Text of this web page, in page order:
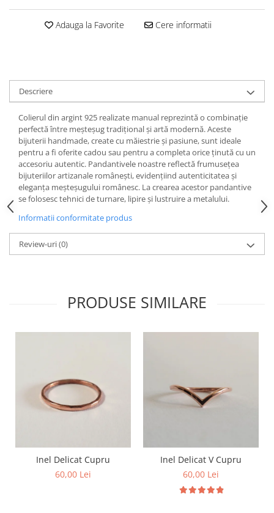
Adauga la Favorite Cere informatii
Descriere
Colierul din argint 925 realizate manual reprezintă o combinație
perfectă între meșteșug tradițional și artă modernă. Aceste
bijuterii handmade, create cu măiestrie și pasiune, sunt ideale
pentru a fi oferite cadou sau pentru a completa orice ținută cu un
accesoriu autentic. Pandantivele noastre reflectă frumusețea
bijuteriilor artizanale românești, evidențiind autenticitatea și
eleganța meșteșugului românesc. La crearea acestor pandantive
se folosesc tehnici de turnare, lipire și lustruire a metalului.
Informatii conformitate produs
Review-uri(0)
PRODUSE SIMILARE
Inel Delicat Cupru
60,00 Lei
Inel Delicat V Cupru
60,00 Lei